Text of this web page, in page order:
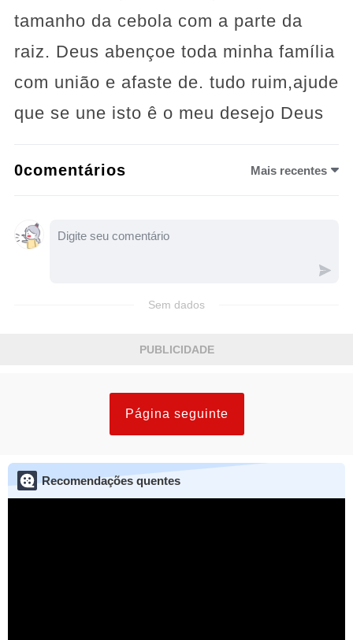
tamanho da cebola com a parte da
raiz. Deus abençoe toda minha família
com união e afaste de. tudo ruim,ajude
que se une isto ê o meu desejo Deus
0comentários Mais recentes
Sem dados
PUBLICIDADE
Página seguinte
Recomendações quentes